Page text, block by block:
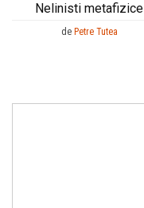
Nelinisti metafizice
de Petre Tutea